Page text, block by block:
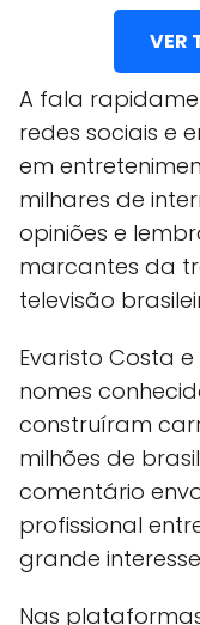
VER
A fala
redes sociais e
em
milhares de
opiniões e
marcantes da
televisão
Evaristo Costa
nomes
construíram
milhões de
comentário
profissional
grande
Nas